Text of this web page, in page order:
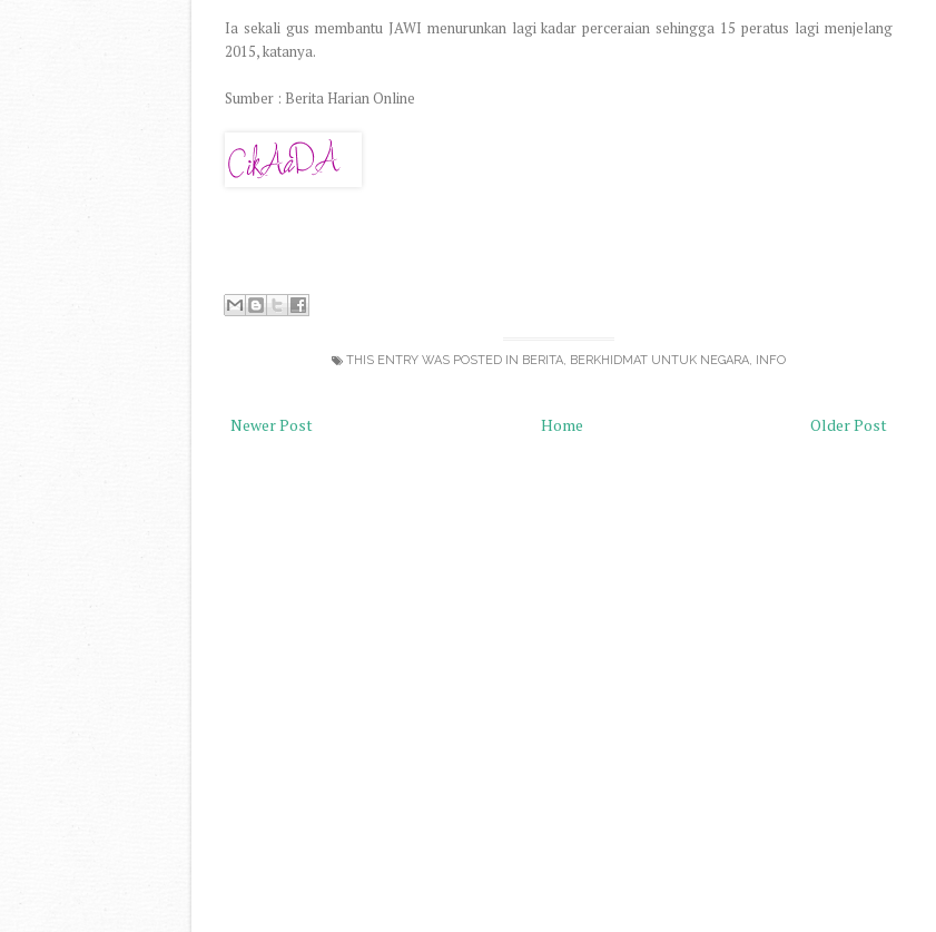
Ia sekali gus membantu JAWI menurunkan lagi kadar perceraian sehingga 15 peratus lagi menjelang
2015, katanya.
Sumber : Berita Harian Online
THIS ENTRY WAS POSTED IN BERITA, BERKHIDMAT UNTUK NEGARA, INFO
Newer Post Older Post
Home